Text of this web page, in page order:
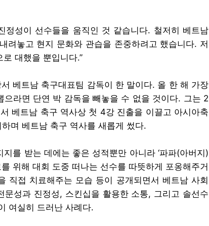
정성이 선수들을 움직인 것 같습니다. 철저히 베트남
려놓고 현지 문화와 관습을 존중하려고 했습니다. 저
대했을 뿐입니다.”
베트남 축구대표팀 감독이 한 말이다. 올 한 해 가장
라면 단연 박 감독을 빼놓을 수 없을 것이다. 그는 2
베트남 축구 역사상 첫 4강 진출을 이끌고 아시아축
며 베트남 축구 역사를 새롭게 썼다.
를 받는 데에는 좋은 성적뿐만 아니라 ‘파파(아버지)
위해 대회 도중 떠나는 선수를 따뜻하게 포옹해주거
직접 치료해주는 모습 등이 공개되면서 베트남 사회
성과 진정성, 스킨십을 활용한 소통, 그리고 솔선수
여실히 드러난 사례다.